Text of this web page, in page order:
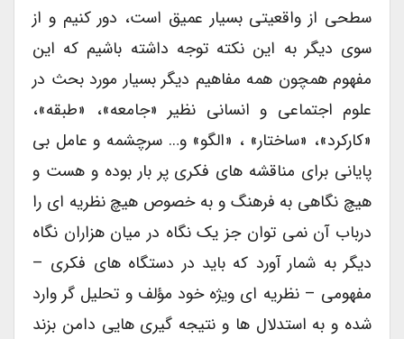
سطحی از واقعیتی بسیار عمیق است، دور کنیم و از
سوی دیگر به این نکته توجه داشته باشیم که این
مفهوم همچون همه مفاهیم دیگر بسیار مورد بحث در
علوم اجتماعی و انسانی نظیر «جامعه»، «طبقه»،
«کارکرد»، «ساختار» ، «الگو» و… سرچشمه و عامل بی
پایانی برای مناقشه های فکری پر بار بوده و هست و
هیچ نگاهی به فرهنگ و به خصوص هیچ نظریه ای را
درباب آن نمی توان جز یک نگاه در میان هزاران نگاه
دیگر به شمار آورد که باید در دستگاه های فکری –
مفهومی – نظریه ای ویژه خود مؤلف و تحلیل گر وارد
شده و به استدلال ها و نتیجه گیری هایی دامن بزند